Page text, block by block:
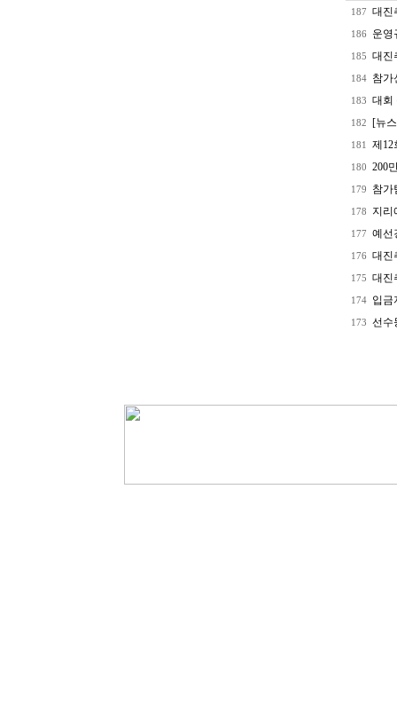
187 대진
186 운영
185 대진
184 참가
183 대회
182 [뉴
181 제12
180 200
179 참가
178 지리
177 예선
176 대진
175 대진
174 입금
173 선수